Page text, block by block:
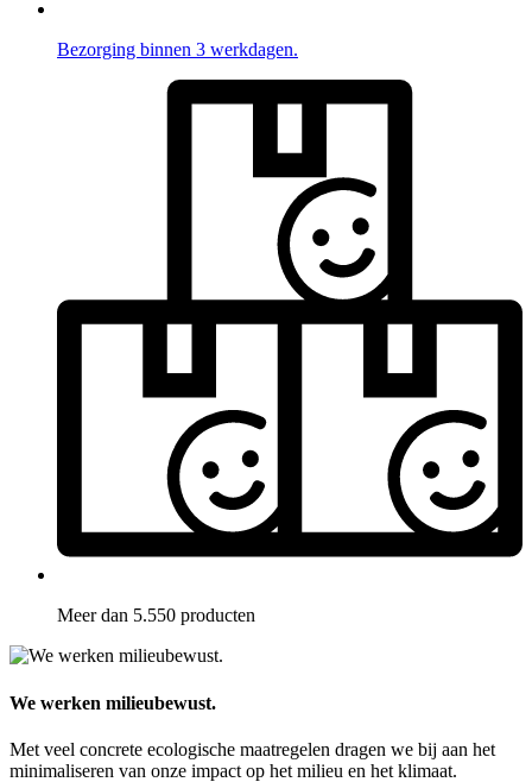
Bezorging binnen 3 werkdagen.
Meer dan 5.550 producten
We werken milieubewust.
Met veel concrete ecologische maatregelen dragen we bij aan het
minimaliseren van onze impact op het milieu en het klimaat.